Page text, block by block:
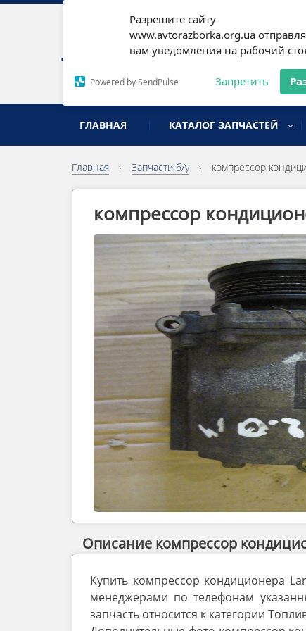
Разрешите сайту
www.avtorazborka.org.ua
вам уведомления на рабочий
Powered by SendPulse Запретить
разборка иномарок
ГЛАВНАЯ КАТАЛОГ ЗАПЧАСТЕЙ
Главная › Запчасти б/у › компрессор
компрессор
Описание компрессор
Купить компрессор кондиционера
менеджерами по телефонам
запчасть относится к категории